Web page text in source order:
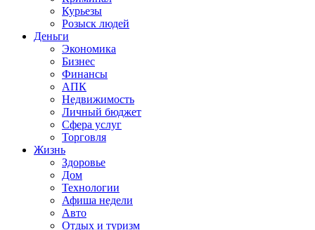
Курьезы
Розыск людей
Деньги
Экономика
Бизнес
Финансы
АПК
Недвижимость
Личный бюджет
Сфера услуг
Торговля
Жизнь
Здоровье
Дом
Технологии
Афиша недели
Авто
Отдых и туризм